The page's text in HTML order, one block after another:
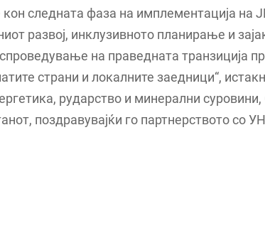
следната фаза на имплементација на
развој, инклузивното планирање и
на праведната транзиција
страни и локалните заедници“,
рударство и минерални
поздравувајќи го партнерството со